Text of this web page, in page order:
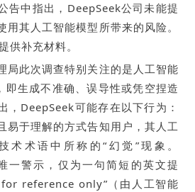
告中指出，DeepSeek公司未能提
其人工智能模型所带来的风险。
供补充材料。
局此次调查特别关注的是人工智能
即生成不准确、误导性或凭空捏造
，DeepSeek可能存在以下行为：
易于理解的方式告知用户，其人工
术术语中所称的“幻觉”现象。
一警示，仅为一句简短的英文提
reference only”（由人工智能